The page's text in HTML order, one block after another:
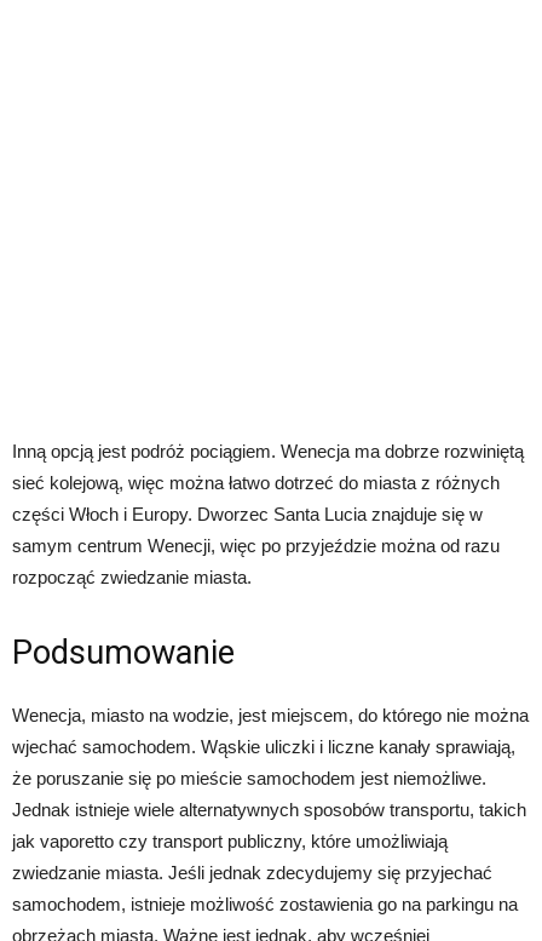
Inną opcją jest podróż pociągiem. Wenecja ma dobrze rozwiniętą
sieć kolejową, więc można łatwo dotrzeć do miasta z różnych
części Włoch i Europy. Dworzec Santa Lucia znajduje się w
samym centrum Wenecji, więc po przyjeździe można od razu
rozpocząć zwiedzanie miasta.
Podsumowanie
Wenecja, miasto na wodzie, jest miejscem, do którego nie można
wjechać samochodem. Wąskie uliczki i liczne kanały sprawiają,
że poruszanie się po mieście samochodem jest niemożliwe.
Jednak istnieje wiele alternatywnych sposobów transportu, takich
jak vaporetto czy transport publiczny, które umożliwiają
zwiedzanie miasta. Jeśli jednak zdecydujemy się przyjechać
samochodem, istnieje możliwość zostawienia go na parkingu na
obrzeżach miasta. Ważne jest jednak, aby wcześniej